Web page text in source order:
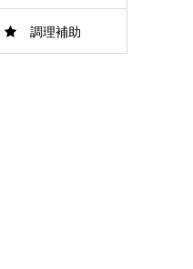
調理補助